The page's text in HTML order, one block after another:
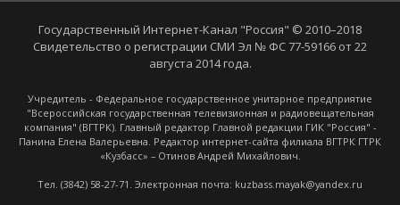
Государственный Интернет-Канал "Россия" © 2010–2018
Свидетельство о регистрации СМИ Эл № ФС 77-59166 от 22
августа 2014 года.
Учредитель - Федеральное государственное унитарное предприятие
"Всероссийская государственная телевизионная и радиовещательная
компания" (ВГТРК). Главный редактор Главной редакции ГИК "Россия" -
Панина Елена Валерьевна. Редактор интернет-сайта филиала ВГТРК ГТРК
«Кузбасс» – Отинов Андрей Михайлович.
Тел. (3842) 58-27-71. Электронная почта: kuzbass.mayak@yandex.ru